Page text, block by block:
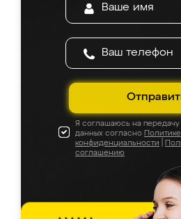
Я соглашаюсь на
данных согласно Политике
конфиденциальности
соглашению